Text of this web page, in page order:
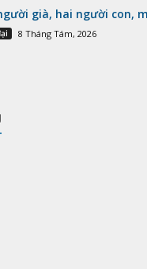
già, hai người con,
8 Tháng Tám, 2026